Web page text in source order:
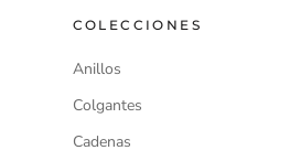
COLECCIONES
Anillos
Colgantes
Cadenas